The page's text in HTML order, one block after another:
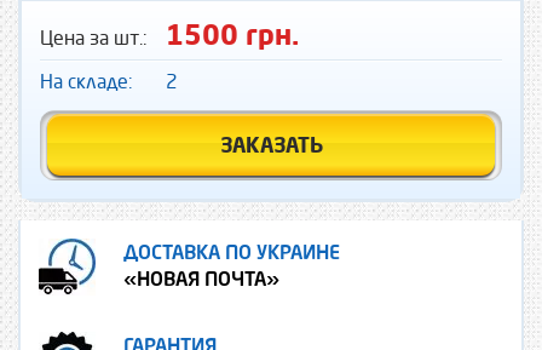
Цена за шт.: 1500 грн.
На складе: 2
ЗАКАЗАТЬ
ДОСТАВКА ПО УКРАИНЕ
«НОВАЯ ПОЧТА»